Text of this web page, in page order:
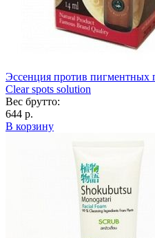
Эссенция против пигментных
Clear spots solution
Вес брутто:
644 р.
В корзину